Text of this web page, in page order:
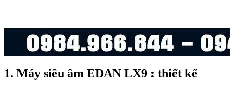
1. Máy siêu âm EDAN LX9 : thiết kế